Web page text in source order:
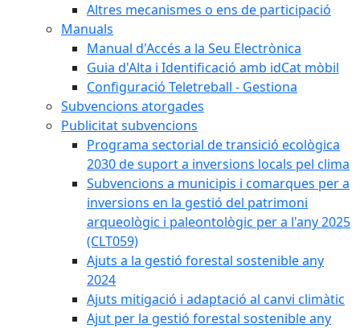
Altres mecanismes o ens de participació
Manuals
Manual d'Accés a la Seu Electrònica
Guia d'Alta i Identificació amb idCat mòbil
Configuració Teletreball - Gestiona
Subvencions atorgades
Publicitat subvencions
Programa sectorial de transició ecològica
2030 de suport a inversions locals pel clima
Subvencions a municipis i comarques per a
inversions en la gestió del patrimoni
arqueològic i paleontològic per a l'any 2025
(CLT059)
Ajuts a la gestió forestal sostenible any
2024
Ajuts mitigació i adaptació al canvi climàtic
Ajut per la gestió forestal sostenible any